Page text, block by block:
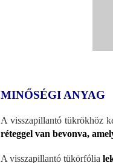
MINŐSÉGI ANYAG
A visszapillantó tükrökhöz
réteggel van bevonva,
A visszapillantó tükörfólia